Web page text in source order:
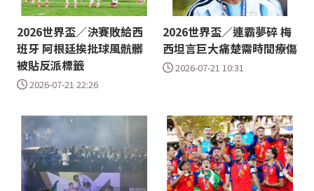
2026世界盃／決賽敗給西
班牙 阿根廷挨批球風骯髒
被貼反派標籤
2026-07-21 22:26
2026世界盃／連霸夢碎 梅
西坦言巨大痛楚需時間療傷
2026-07-21 10:31